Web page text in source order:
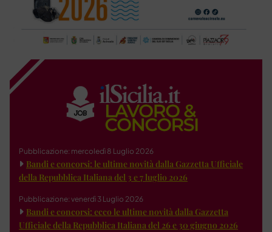
Pubblicazione: mercoledì 8 Luglio 2026
Bandi e concorsi: le ultime novità dalla Gazzetta Ufficiale
della Repubblica Italiana del 3 e 7 luglio 2026
Pubblicazione: venerdì 3 Luglio 2026
Bandi e concorsi: ecco le ultime novità dalla Gazzetta
Ufficiale della Repubblica Italiana del 26 e 30 giugno 2026